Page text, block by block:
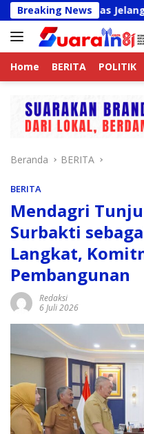
Langsung
ke
konten
Breaking News
Jelang HUT RI
Home BERITA POLITIK
Beranda BERITA
BERITA
Mendagri
Surbakti
Langkat,
Pembangunan
Redaksi
6 Juli 2026